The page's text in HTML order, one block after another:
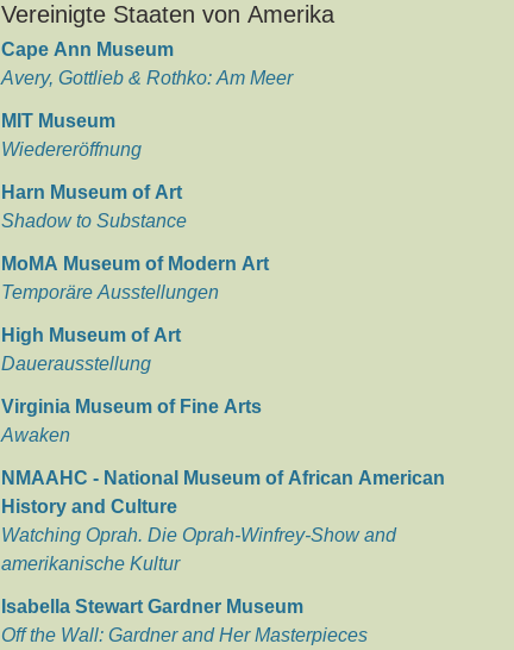
Vereinigte Staaten von Amerika
Cape Ann Museum
Avery, Gottlieb & Rothko: Am Meer
MIT Museum
Wiedereröffnung
Harn Museum of Art
Shadow to Substance
MoMA Museum of Modern Art
Temporäre Ausstellungen
High Museum of Art
Dauerausstellung
Virginia Museum of Fine Arts
Awaken
NMAAHC - National Museum of African American
History and Culture
Watching Oprah. Die Oprah-Winfrey-Show and
amerikanische Kultur
Isabella Stewart Gardner Museum
Off the Wall: Gardner and Her Masterpieces